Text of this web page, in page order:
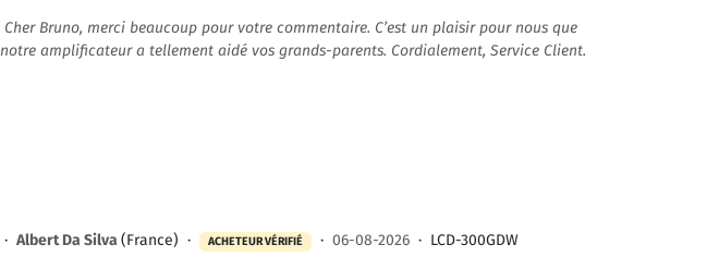
Cher Bruno, merci beaucoup pour votre commentaire. C’est un plaisir pour nous que
notre amplificateur a tellement aidé vos grands-parents. Cordialement, Service Client.
· Albert Da Silva (France) · ACHETEUR VÉRIFIÉ · 06-08-2026 · LCD-300GDW